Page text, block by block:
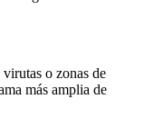
o zonas de
más amplia de